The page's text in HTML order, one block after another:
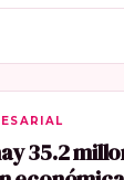
35.2